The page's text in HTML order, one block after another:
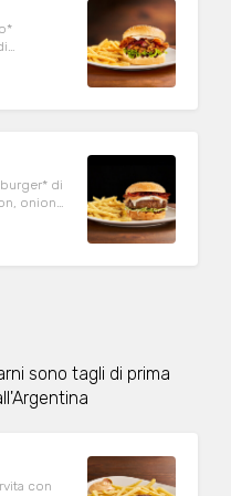
di
onion
sono tagli di prima
con